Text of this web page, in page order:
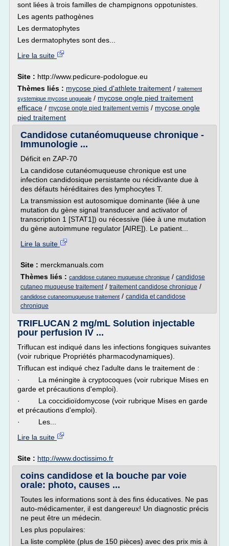
sont liées à trois familles de champignons oppotunistes.
Les agents pathogènes
Les dermatophytes
Les dermatophytes sont des...
Lire la suite
Site : http://www.pedicure-podologue.eu
Thèmes liés : mycose pied d'athlete traitement / traitement
systemique mycose ungueale / mycose ongle pied traitement
efficace / mycose ongle pied traitement vernis / mycose ongle
pied traitement
Candidose cutanéomuqueuse chronique -
Immunologie ...
Déficit en ZAP-70
La candidose cutanéomuqueuse chronique est une
infection candidosique persistante ou récidivante due à
des défauts héréditaires des lymphocytes T.
La transmission est autosomique dominante (liée à une
mutation du gène signal transducer and activator of
transcription 1 [STAT1]) ou récessive (liée à une mutation
du gène autoimmune regulator [AIRE]). Le patient...
Lire la suite
Site : merckmanuals.com
Thèmes liés : candidose cutaneo muqueuse chronique / candidose
cutaneo muqueuse traitement/ traitement candidose chronique /
candidose cutaneomuqueuse traitement / candida et candidose
chronique
TRIFLUCAN 2 mg/mL Solution injectable
pour perfusion IV ...
Triflucan est indiqué dans les infections fongiques suivantes
(voir rubrique Propriétés pharmacodynamiques).
Triflucan est indiqué chez l'adulte dans le traitement de :
· La méningite à cryptocoques (voir rubrique Mises en
garde et précautions d'emploi).
· La coccidioïdomycose (voir rubrique Mises en garde
et précautions d'emploi).
· Les...
Lire la suite
Site : http://www.doctissimo.fr
coins candidose et la bouche par voie
orale: photo, causes ...
Toutes les informations sont à des fins éducatives. Ne pas
auto-médicamenter, il est dangereux! Un diagnostic précis
ne peut être un médecin.
Les plus populaires:
La liste complète (plus de 150 pièces) avec des prix mis à